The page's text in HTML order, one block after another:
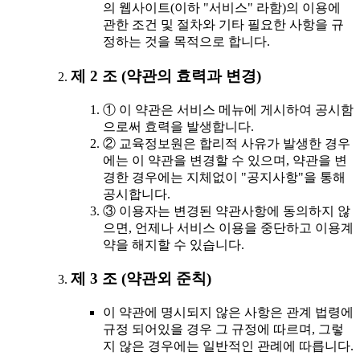
의 웹사이트(이하 "서비스" 라함)의 이용에
관한 조건 및 절차와 기타 필요한 사항을 규
정하는 것을 목적으로 합니다.
제 2 조 (약관의 효력과 변경)
① 이 약관은 서비스 메뉴에 게시하여 공시함
으로써 효력을 발생합니다.
② 교육정보원은 합리적 사유가 발생한 경우
에는 이 약관을 변경할 수 있으며, 약관을 변
경한 경우에는 지체없이 "공지사항"을 통해
공시합니다.
③ 이용자는 변경된 약관사항에 동의하지 않
으면, 언제나 서비스 이용을 중단하고 이용계
약을 해지할 수 있습니다.
제 3 조 (약관외 준칙)
이 약관에 명시되지 않은 사항은 관계 법령에
규정 되어있을 경우 그 규정에 따르며, 그렇
지 않은 경우에는 일반적인 관례에 따릅니다.